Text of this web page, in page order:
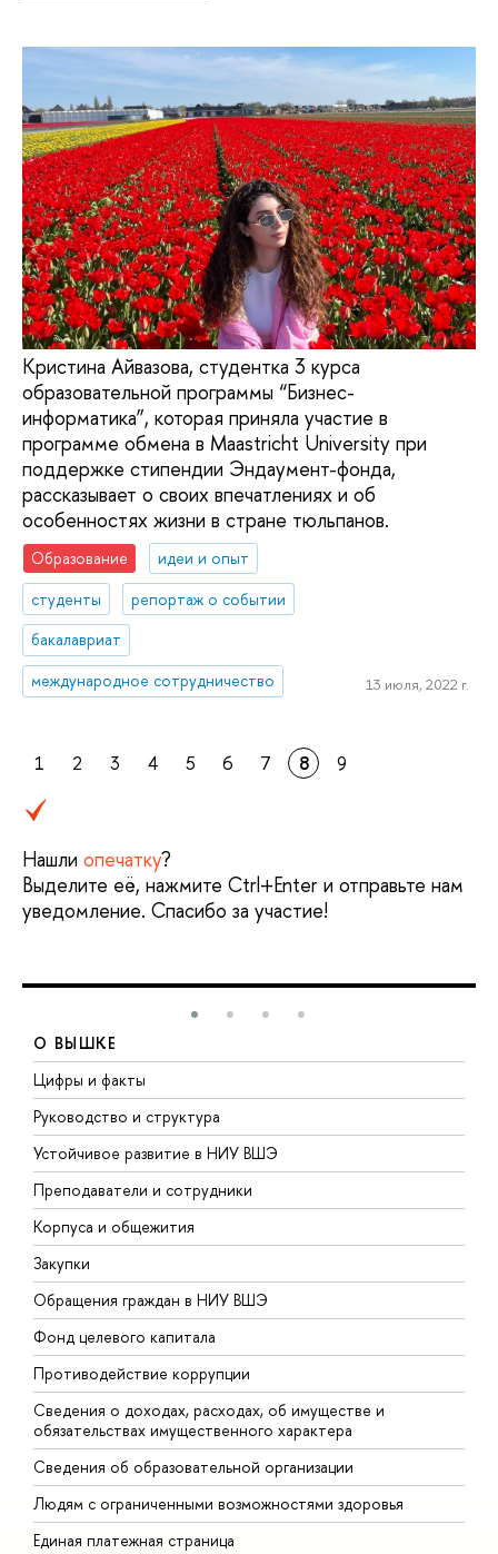
Кристина Айвазова, студентка 3 курса
образовательной программы “Бизнес-
информатика”, которая приняла участие в
программе обмена в Maastricht University при
поддержке стипендии Эндаумент-фонда,
рассказывает о своих впечатлениях и об
особенностях жизни в стране тюльпанов.
Образование
идеи и опыт
студенты
репортаж о событии
бакалавриат
международное сотрудничество
13 июля, 2022 г.
1 2 3 4 5 6 7 8 9
Нашли опечатку?
Выделите её, нажмите Ctrl+Enter и отправьте нам
уведомление. Спасибо за участие!
О ВЫШКЕ
Цифры и факты
Руководство и структура
Устойчивое развитие в НИУ ВШЭ
Преподаватели и сотрудники
Корпуса и общежития
Закупки
Обращения граждан в НИУ ВШЭ
Фонд целевого капитала
Противодействие коррупции
Сведения о доходах, расходах, об имуществе и
обязательствах имущественного характера
Сведения об образовательной организации
Людям с ограниченными возможностями здоровья
Единая платежная страница